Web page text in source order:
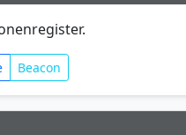
Beacon